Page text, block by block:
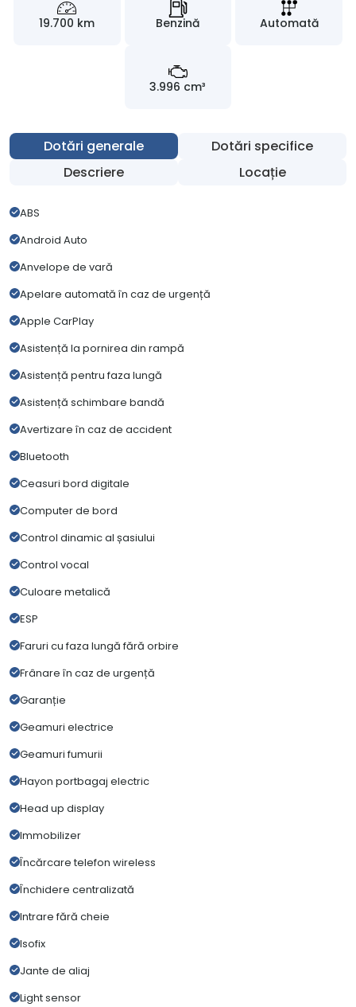
19.700 km Benzină Automată
3.996 cm³
Dotări generale
Dotări specifice
Descriere
Locație
ABS
Android Auto
Anvelope de vară
Apelare automată în caz de urgență
Apple CarPlay
Asistență la pornirea din rampă
Asistență pentru faza lungă
Asistență schimbare bandă
Avertizare în caz de accident
Bluetooth
Ceasuri bord digitale
Computer de bord
Control dinamic al șasiului
Control vocal
Culoare metalică
ESP
Faruri cu faza lungă fără orbire
Frânare în caz de urgență
Garanție
Geamuri electrice
Geamuri fumurii
Hayon portbagaj electric
Head up display
Immobilizer
Încărcare telefon wireless
Închidere centralizată
Intrare fără cheie
Isofix
Jante de aliaj
Light sensor